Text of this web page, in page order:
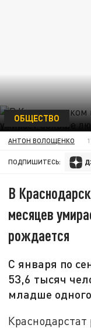
ОБЩЕСТВО
АНТОН ВОЛОЩЕНКО
ПОДПИШИТЕСЬ:
В
месяцев
рождается
С января по
53,6 тысяч
младше